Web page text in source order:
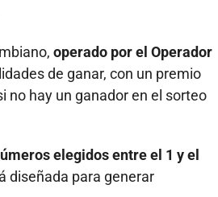
operado por el Operador
de ganar, con un premio
no hay un ganador en el sorteo
elegidos entre el 1 y el
diseñada para generar